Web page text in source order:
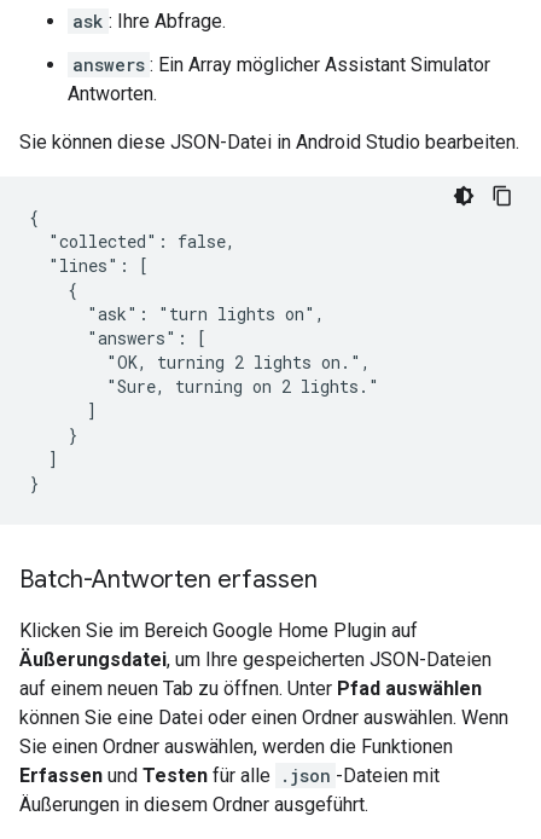
ask : Ihre Abfrage.
answers : Ein Array möglicher Assistant Simulator
Antworten.
Sie können diese JSON-Datei in Android Studio bearbeiten.
{
  "collected": false,
  "lines": [
    {
      "ask": "turn lights on",
      "answers": [
        "OK, turning 2 lights on.",
        "Sure, turning on 2 lights."
      ]
    }
  ]
Batch-Antworten erfassen
Klicken Sie im Bereich Google Home Plugin auf
Äußerungsdatei, um Ihre gespeicherten JSON-Dateien
auf einem neuen Tab zu öffnen. Unter Pfad auswählen
können Sie eine Datei oder einen Ordner auswählen. Wenn
Sie einen Ordner auswählen, werden die Funktionen
Erfassen und Testen für alle .json -Dateien mit
Äußerungen in diesem Ordner ausgeführt.